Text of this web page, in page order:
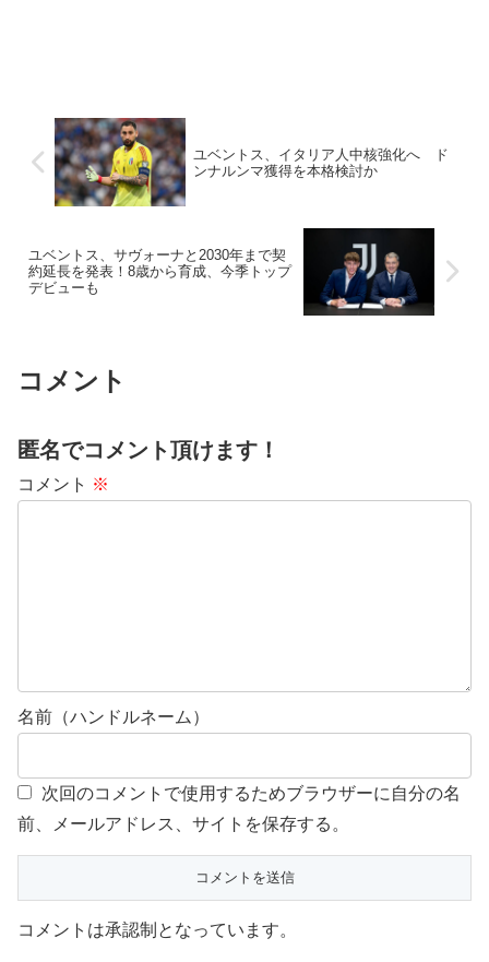
ユベントス、イタリア人中核強化へ ド
ンナルンマ獲得を本格検討か
ユベントス、サヴォーナと2030年まで契
約延長を発表！8歳から育成、今季トップ
デビューも
コメント
匿名でコメント頂けます！
コメント ※
名前（ハンドルネーム）
次回のコメントで使用するためブラウザーに自分の名
前、メールアドレス、サイトを保存する。
コメントは承認制となっています。